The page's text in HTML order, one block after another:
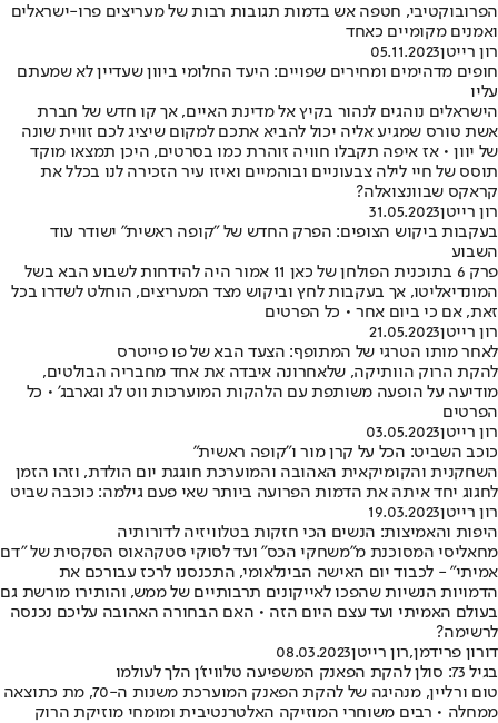
הפרובוקטיבי, חטפה אש בדמות תגובות רבות של מעריצים פרו-ישראלים
ואמנים מקומיים כאחד
רון רייטן05.11.2023
חופים מדהימים ומחירים שפויים: היעד החלומי ביוון שעדיין לא שמעתם
עליו
הישראלים נוהגים לנהור בקיץ אל מדינת האיים, אך קו חדש של חברת
אשת טורס שמגיע אליה יכול להביא אתכם למקום שיציג לכם זווית שונה
של יוון • אז איפה תקבלו חוויה זוהרת כמו בסרטים, היכן תמצאו מוקד
תוסס של חיי לילה צבעוניים ובוהמיים ואיזו עיר הזכירה לנו בכלל את
קראקס שבוונצואלה?
רון רייטן31.05.2023
בעקבות ביקוש הצופים: הפרק החדש של "קופה ראשית" ישודר עוד
השבוע
פרק 6 בתוכנית הפולחן של כאן 11 אמור היה להידחות לשבוע הבא בשל
המונדיאליטו, אך בעקבות לחץ וביקוש מצד המעריצים, הוחלט לשדרו בכל
זאת, אם כי ביום אחר • כל הפרטים
רון רייטן21.05.2023
לאחר מותו הטרגי של המתופף: הצעד הבא של פו פייטרס
להקת הרוק הוותיקה, שלאחרונה איבדה את אחד מחבריה הבולטים,
מודיעה על הופעה משותפת עם הלהקות המוערכות ווט לג וגארבג' • כל
הפרטים
רון רייטן03.05.2023
כוכב השביט: הכל על קרן מור ו"קופה ראשית"
השחקנית והקומיקאית האהובה והמוערכת חוגגת יום הולדת, וזהו הזמן
לחגוג יחד איתה את הדמות הפרועה ביותר שאי פעם גילמה: כוכבה שביט
רון רייטן19.03.2023
היפות והאמיצות: הנשים הכי חזקות בטלוויזיה לדורותיה
מחאליסי המסוכנת מ"משחקי הכס" ועד לסוקי סטקהאוס הסקסית של "דם
אמיתי" - לכבוד יום האישה הבינלאומי, התכנסנו לרכז עבורכם את
הדמויות הנשיות שהפכו לאייקונים תרבותיים של ממש, והותירו מורשת גם
בעולם האמיתי ועד עצם היום הזה • האם הבחורה האהובה עליכם נכנסה
לרשימה?
דורון פרידמן,רון רייטן08.03.2023
בגיל 73: סולן להקת הפאנק המשפיעה טלוויז'ן הלך לעולמו
טום ורליין, מנהיגה של להקת הפאנק המוערכת משנות ה-70, מת כתוצאה
ממחלה • רבים משוחרי המוזיקה האלטרנטיבית ומומחי מוזיקת הרוק